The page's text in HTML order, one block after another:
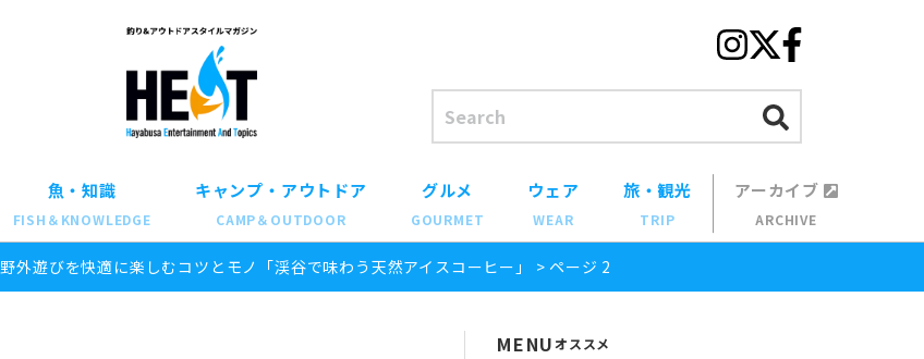
魚・知識
FISH＆KNOWLEDGE
キャンプ・アウトドア
CAMP＆OUTDOOR
グルメ
GOURMET
ウェア
WEAR
旅・観光
TRIP
アーカイブ
ARCHIVE
野外遊びを快適に楽しむコツとモノ「渓谷で味わう天然アイスコーヒー」 > ページ 2
MENUオススメ